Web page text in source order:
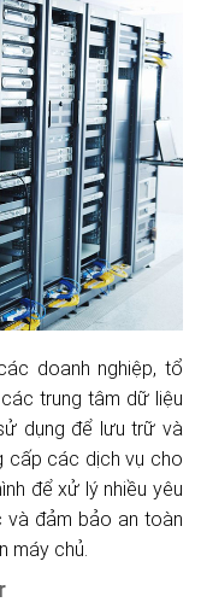
doanh nghiệp, tổ
trung tâm dữ liệu
dụng để lưu trữ và
cấp các dịch vụ cho
để xử lý nhiều yêu
và đảm bảo an toàn
máy chủ.